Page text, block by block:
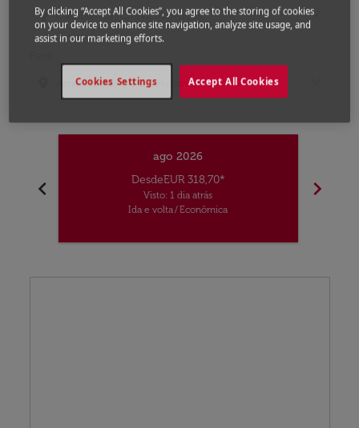
location_on close
chevron_left
ago 2026
DesdeEUR 318,70*
Visto: 1 dia atrás
Ida e volta/Econômica
chevron_right
By clicking “Accept All Cookies”, you agree to the storing of cookies
on your device to enhance site navigation, analyze site usage, and
assist in our marketing efforts.
Accept All Cookies
Cookies Settings